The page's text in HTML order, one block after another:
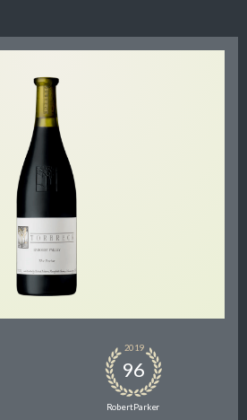
2019
96
Robert Parker